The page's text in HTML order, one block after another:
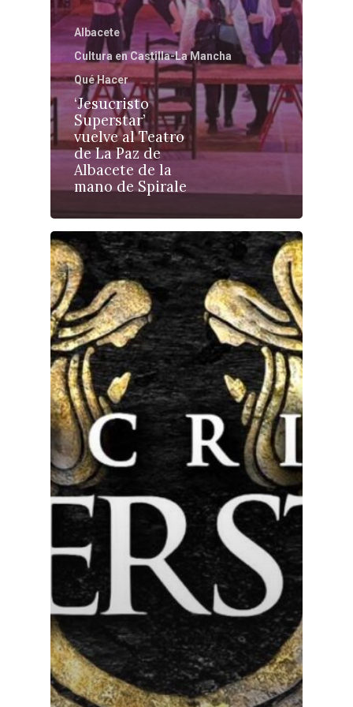
Albacete
Cultura en Castilla-La Mancha
Qué Hacer
‘Jesucristo
Superstar’
vuelve al Teatro
de La Paz de
Albacete de la
mano de Spirale
Cuenca
Guadalajara
Talavera
Cultura
Deportes
Sucesos
Medio Ambiente
Planeta Rural
Especiales
Política
Galerías